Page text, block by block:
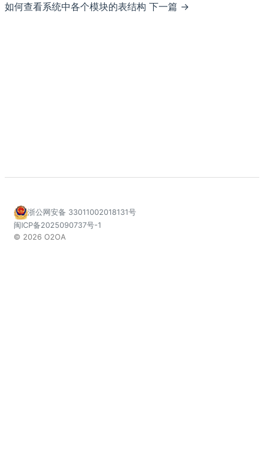
如何查看系统中各个模块的表结构 下一篇
浙公网安备 33011002018131号
闽ICP备2025090737号-1
© 2026 O2OA